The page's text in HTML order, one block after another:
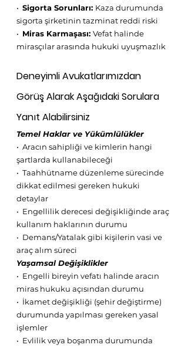
•⁠  ⁠ Sigorta Sorunları: Kaza durumunda
sigorta şirketinin tazminat reddi riski
•⁠  ⁠ Miras Karmaşası: Vefat halinde
mirasçılar arasında hukuki uyuşmazlık
Deneyimli Avukatlarımızdan
Görüş Alarak Aşağıdaki Sorulara
Yanıt Alabilirsiniz
Temel Haklar ve Yükümlülükler
•⁠  ⁠Aracın sahipliği ve kimlerin hangi
şartlarda kullanabileceği
•⁠  ⁠Taahhütname düzenleme sürecinde
dikkat edilmesi gereken hukuki
detaylar
•⁠  ⁠Engellilik derecesi değişikliğinde araç
kullanım haklarının durumu
•⁠  ⁠Demans/Yatalak gibi kişilerin vasi ve
araç alım süreci
Yaşamsal Değişiklikler
•⁠  ⁠Engelli bireyin vefatı halinde aracın
miras hukuku açısından durumu
•⁠  ⁠İkamet değişikliği (şehir değiştirme)
durumunda yapılması gereken yasal
işlemler
•⁠  ⁠Evlilik veya boşanma durumunda